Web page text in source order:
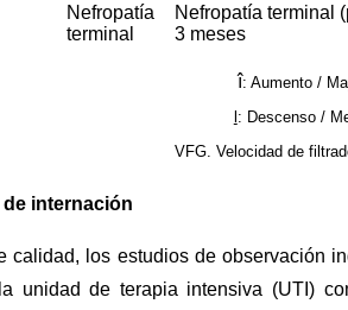
Nefropatía
terminal
Nefropatía terminal
3 meses
î: Aumento /
l: Descenso /
VFG. Velocidad de
internación
calidad, los estudios de observación
unidad de terapia intensiva (UTI)